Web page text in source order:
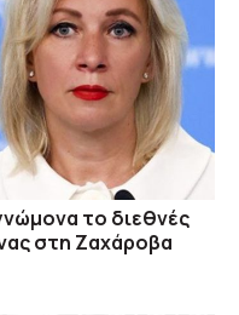
το διεθνές
στη Ζαχάροβα